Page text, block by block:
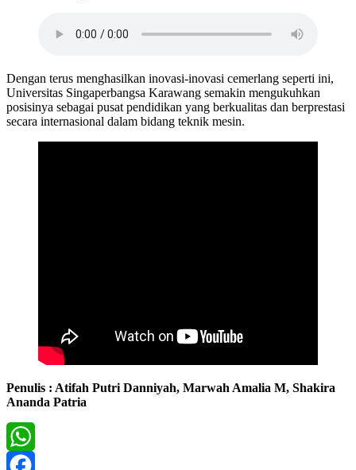
Dengan terus menghasilkan inovasi-inovasi cemerlang seperti ini,
Universitas Singaperbangsa Karawang semakin mengukuhkan
posisinya sebagai pusat pendidikan yang berkualitas dan berprestasi
secara internasional dalam bidang teknik mesin.
Penulis : Atifah Putri Danniyah, Marwah Amalia M, Shakira
Ananda Patria
WhatsApp